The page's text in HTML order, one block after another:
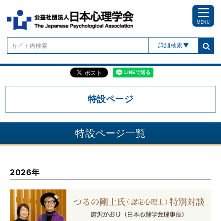
詳細検索
MENU
特設ページ
特設ページ一覧
2026年